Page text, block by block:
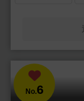
No.6